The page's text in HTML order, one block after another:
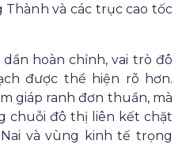
Thành và các trục cao tốc
hoàn chỉnh, vai trò đô
được thể hiện rõ hơn.
giáp ranh đơn thuần, mà
chuỗi đô thị liên kết chặt
và vùng kinh tế trọng